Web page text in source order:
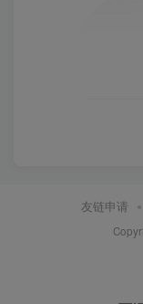
友链申请